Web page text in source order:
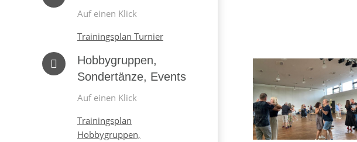
Auf einen Klick
Trainingsplan Turnier
Hobbygruppen,
Sondertänze, Events
Auf einen Klick
Trainingsplan
Hobbygruppen,